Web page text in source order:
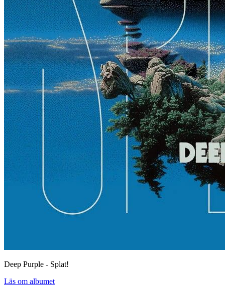
Deep Purple - Splat!
Läs om albumet